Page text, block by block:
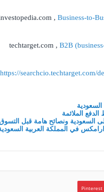
, Business-to-
techtarget.com , B2B
https://searchcio.techtarget.com/
الملائمة
السعودية ونصائح هامة قبل
في المملكة العربية
Pinterest